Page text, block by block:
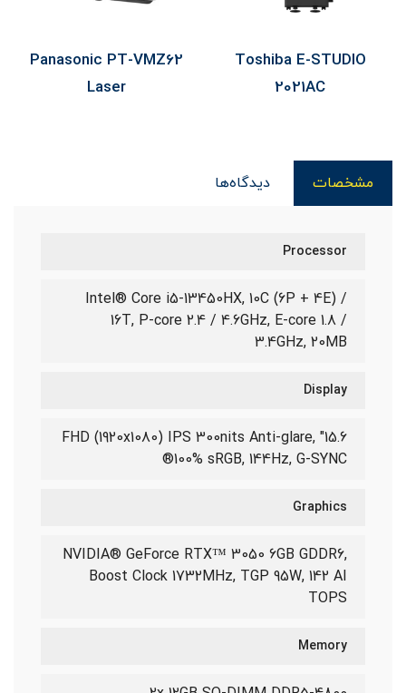
Toshiba E-STUDIO
2021AC
Panasonic PT-VMZ62
Laser
مشخصات دیدگاه‌ها
Processor
Intel® Core i5-13450HX, 10C (6P + 4E) /
16T, P-core 2.4 / 4.6GHz, E-core 1.8 /
3.4GHz, 20MB
Display
15.6" FHD (1920x1080) IPS 300nits Anti-glare,
100% sRGB, 144Hz, G-SYNC®
Graphics
NVIDIA® GeForce RTX™ 3050 6GB GDDR6,
Boost Clock 1732MHz, TGP 95W, 142 AI
TOPS
Memory